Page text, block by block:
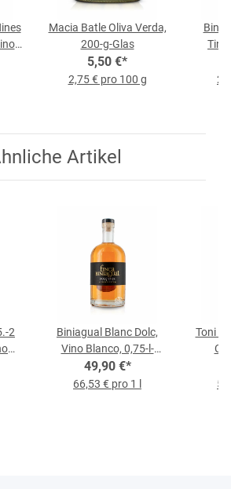
Macia Batle Oliva Verda,
200-g-Glas
5,50 €*
2,75 € pro 100 g
Artikel
2
Biniagual Blanc Dolc,
Vino Blanco, 0,75-l-
Flasche
49,90 €*
66,53 € pro 1 l
Toni